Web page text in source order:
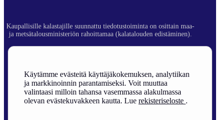
Käytämme evästeitä käyttäjäkokemuksen, analytiikan
ja markkinoinnin parantamiseksi. Voit muuttaa
valintaasi milloin tahansa vasemmassa alakulmassa
olevan evästekuvakkeen kautta. Lue rekisteriseloste .
Kaupallisille kalastajille suunnattu tiedotustoiminta on osittain maa-
ja metsätalousministeriön rahoittamaa (kalatalouden edistäminen).
Rekisteriseloste
Sivuston toteutus